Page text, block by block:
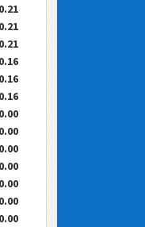
0.21
0.21
0.21
0.16
0.16
0.16
0.00
0.00
0.00
0.00
0.00
0.00
0.00